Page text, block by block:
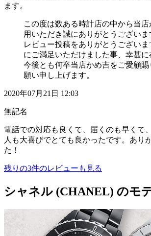
ます。
この度は数ある時計店の中から当店
用いただき誠にありがとうございま
レビュー投稿をありがとうございま
にご満足いただけました事、幸甚に
今後とも何卒当店かめ吉をご愛顧
願い申し上げます。
2020年07月21日 12:03
無記名
電話での対応も良くて、届くのも早くて
人も大喜びでとても良かったです。あり
た！
残りの3件のレビューも見る
シャネル (CHANEL) のモ